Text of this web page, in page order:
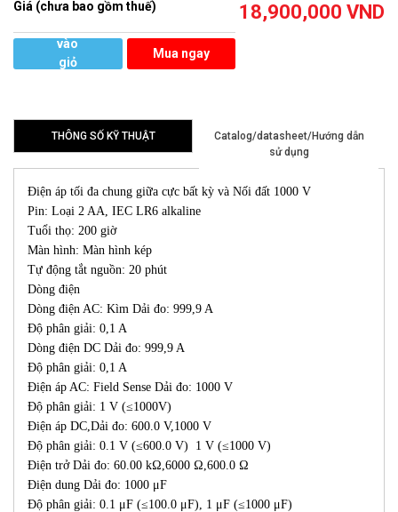
Giá (chưa bao gồm thuế) 18,900,000 VND
vào
giỏ
Mua ngay
THÔNG SỐ KỸ THUẬT
Catalog/datasheet/Hướng dẫn
sử dụng
Điện áp tối đa chung giữa cực bất kỳ và Nối đất 1000 V
Pin: Loại 2 AA, IEC LR6 alkaline
Tuổi thọ: 200 giờ
Màn hình: Màn hình kép
Tự động tắt nguồn: 20 phút
Dòng điện
Dòng điện AC: Kìm Dải đo: 999,9 A
Độ phân giải: 0,1 A
Dòng điện DC Dải đo: 999,9 A
Độ phân giải: 0,1 A
Điện áp AC: Field Sense Dải đo: 1000 V
Độ phân giải: 1 V (≤1000V)
Điện áp DC,Dải đo: 600.0 V,1000 V
Độ phân giải: 0.1 V (≤600.0 V) 1 V (≤1000 V)
Điện trở Dải đo: 60.00 kΩ,6000 Ω,600.0 Ω
Điện dung Dải đo: 1000 μF
Độ phân giải: 0.1 μF (≤100.0 μF), 1 μF (≤1000 μF)